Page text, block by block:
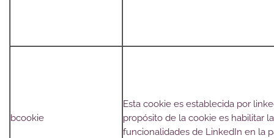
bcookie
Esta cookie es establecida por
propósito de la cookie es habilitar
funcionalidades de LinkedIn en la